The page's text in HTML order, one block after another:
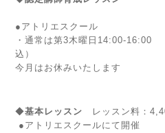
●アトリエスクール
・通常は第3木曜日14:00-16:00
込）
今月はお休みいたします
◆基本レッスン
レッスン料：
●アトリエスクールにて開催